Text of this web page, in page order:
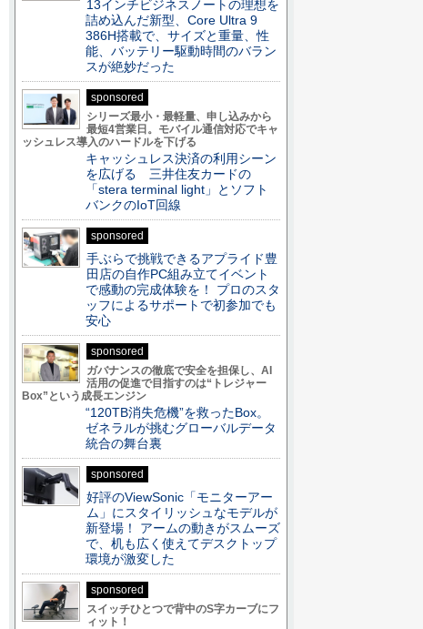
13インチビジネスノートの理想を
詰め込んだ新型、Core Ultra 9
386H搭載で、サイズと重量、性
能、バッテリー駆動時間のバラン
スが絶妙だった
sponsored
シリーズ最小・最軽量、申し込みから
最短4営業日。モバイル通信対応でキャ
ッシュレス導入のハードルを下げる
キャッシュレス決済の利用シーン
を広げる 三井住友カードの
「stera terminal light」とソフト
バンクのIoT回線
sponsored
手ぶらで挑戦できるアプライド豊
田店の自作PC組み立てイベント
で感動の完成体験を！ プロのスタ
ッフによるサポートで初参加でも
安心
sponsored
ガバナンスの徹底で安全を担保し、AI
活用の促進で目指すのは“トレジャー
Box”という成長エンジン
“120TB消失危機”を救ったBox。
ゼネラルが挑むグローバルデータ
統合の舞台裏
sponsored
好評のViewSonic「モニターアー
ム」にスタイリッシュなモデルが
新登場！ アームの動きがスムーズ
で、机も広く使えてデスクトップ
環境が激変した
sponsored
スイッチひとつで背中のS字カーブにフ
ィット！